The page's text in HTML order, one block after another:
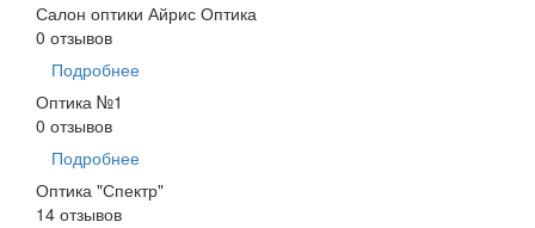
Салон оптики Айрис Оптика
0 отзывов
Подробнее
Оптика №1
0 отзывов
Подробнее
Оптика "Спектр"
14 отзывов